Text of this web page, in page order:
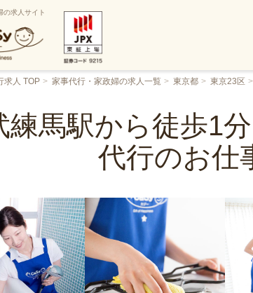
の求人サイト
求人 TOP 家事代行・家政婦の求人一覧 東京都 東京23区
練馬駅から徒歩1
代行のお仕